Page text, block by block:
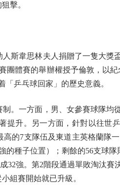
擊。
韋思林夫人捐贈了一隻大獎
團體賽的舉辦權授予倫敦，以
乒乓球回家」的歷史意義。
一方面，男、女參賽球隊均
提升。另一方面，針對以往世
的7支隊伍及東道主英格蘭隊
種子位置）；剩餘的56支球
32強。第2階段通過單敗淘汰賽
組賽開始就已升級。